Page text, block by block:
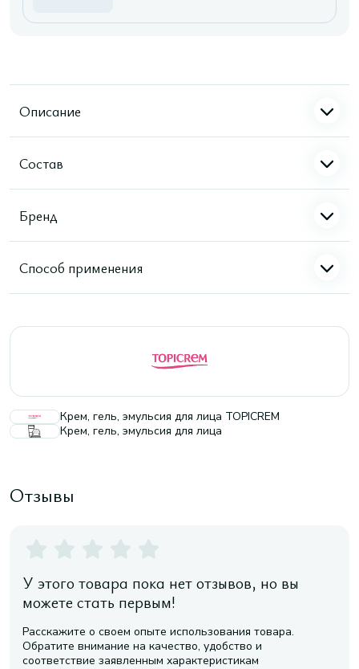
Описание
Состав
Бренд
Способ применения
Крем, гель, эмульсия для лица TOPICREM
Крем, гель, эмульсия для лица
Отзывы
У этого товара пока нет отзывов, но вы
можете стать первым!
Расскажите о своем опыте использования товара.
Обратите внимание на качество, удобство и
соответствие заявленным характеристикам